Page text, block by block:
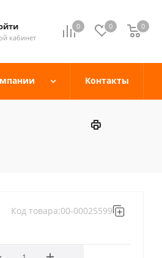
0 0 0
кабинет
Контакты
Код товара:00-00025599